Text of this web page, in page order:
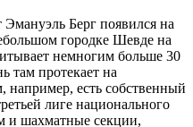
Берг появился на
городке Шевде на
немногим больше 30
там протекает на
например, есть собственный
лиге национального
и шахматные секции,